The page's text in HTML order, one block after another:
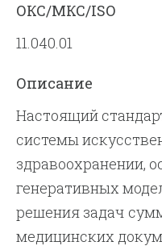
ОКС/МКС/ISO
11.040.01
Описание
Настоящий
системы
здравоохранении,
генеративных
решения задач
медицинских